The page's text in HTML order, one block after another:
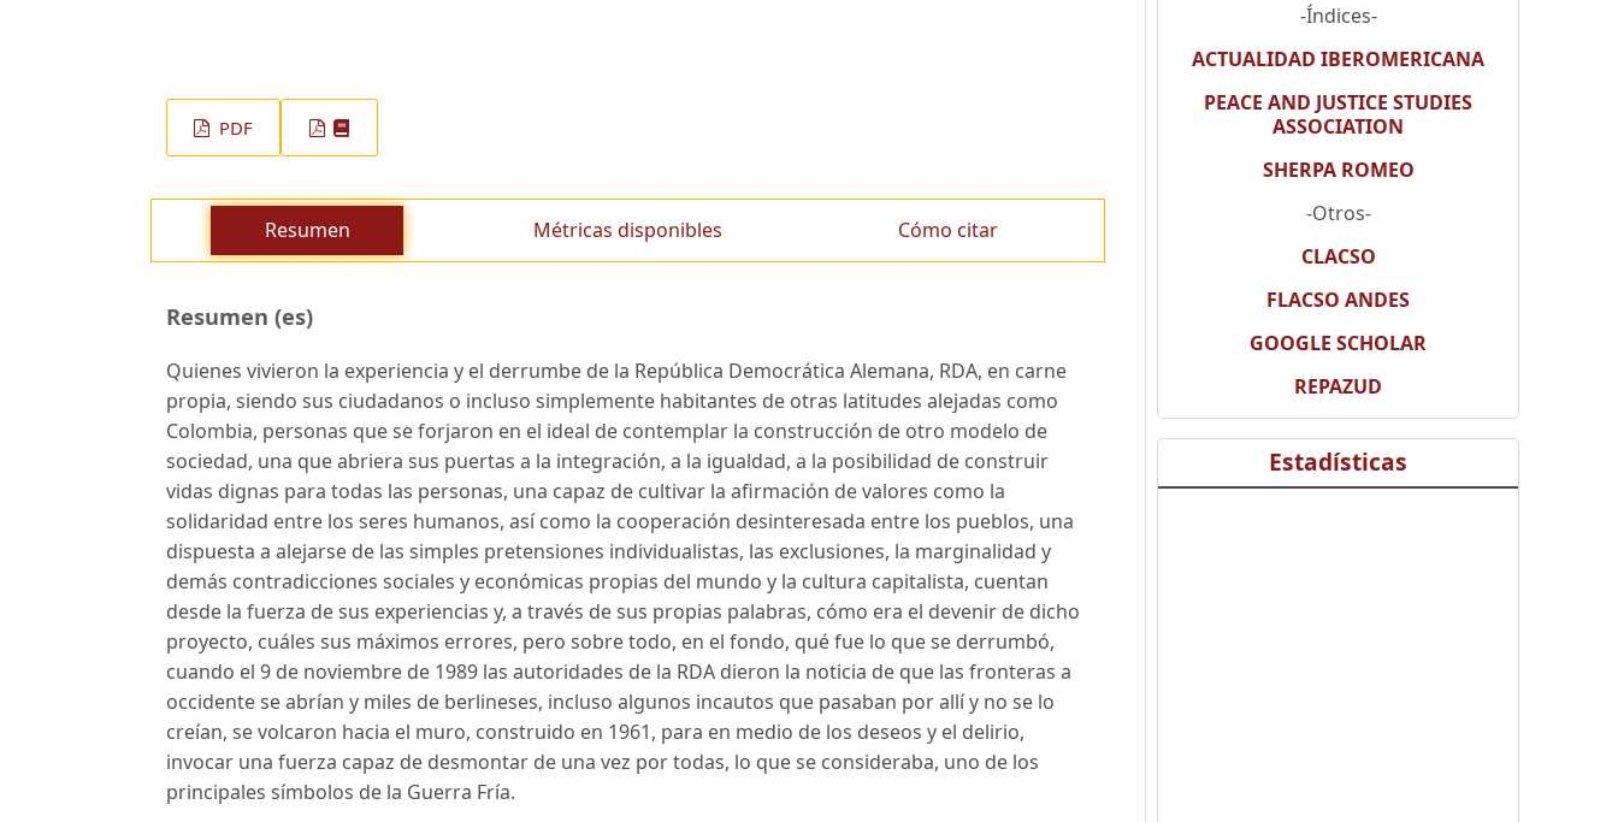
PDF
Resumen Métricas disponibles Cómo citar
Resumen (es)
Quienes vivieron la experiencia y el derrumbe de la República Democrática Alemana, RDA, en carne
propia, siendo sus ciudadanos o incluso simplemente habitantes de otras latitudes alejadas como
Colombia, personas que se forjaron en el ideal de contemplar la construcción de otro modelo de
sociedad, una que abriera sus puertas a la integración, a la igualdad, a la posibilidad de construir
vidas dignas para todas las personas, una capaz de cultivar la afirmación de valores como la
solidaridad entre los seres humanos, así como la cooperación desinteresada entre los pueblos, una
dispuesta a alejarse de las simples pretensiones individualistas, las exclusiones, la marginalidad y
demás contradicciones sociales y económicas propias del mundo y la cultura capitalista, cuentan
desde la fuerza de sus experiencias y, a través de sus propias palabras, cómo era el devenir de dicho
proyecto, cuáles sus máximos errores, pero sobre todo, en el fondo, qué fue lo que se derrumbó,
cuando el 9 de noviembre de 1989 las autoridades de la RDA dieron la noticia de que las fronteras a
occidente se abrían y miles de berlineses, incluso algunos incautos que pasaban por allí y no se lo
creían, se volcaron hacia el muro, construido en 1961, para en medio de los deseos y el delirio,
invocar una fuerza capaz de desmontar de una vez por todas, lo que se consideraba, uno de los
principales símbolos de la Guerra Fría.
-Índices-
ACTUALIDAD IBEROMERICANA
PEACE AND JUSTICE STUDIES
ASSOCIATION
SHERPA ROMEO
-Otros-
CLACSO
FLACSO ANDES
GOOGLE SCHOLAR
REPAZUD
Estadísticas